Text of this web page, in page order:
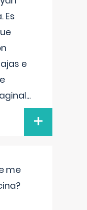
Es
e
...
+
me